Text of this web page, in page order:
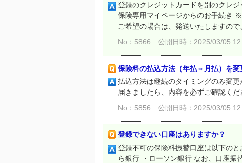
登録のクレジットカードを別のクレ
保険専用マイページからのお手続き
ご希望の場合は、発送いたしますので
No：5866 公開日時：2025/03/05
保険料の払込方法（年払⇔月払）を変
払込方法は継続のタイミングのみ変
届きましたら、内容を必ずご確認く
No：5856 公開日時：2025/03/05
登録できない口座はありますか？
登録不可の保険料振替口座は以下の
ら銀行 ・ローソン銀行 なお、口座振